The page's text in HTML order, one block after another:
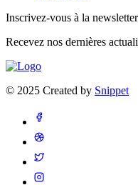
Inscrivez-vous à la newsletter
Recevez nos dernières
© 2025 Created by Snippet